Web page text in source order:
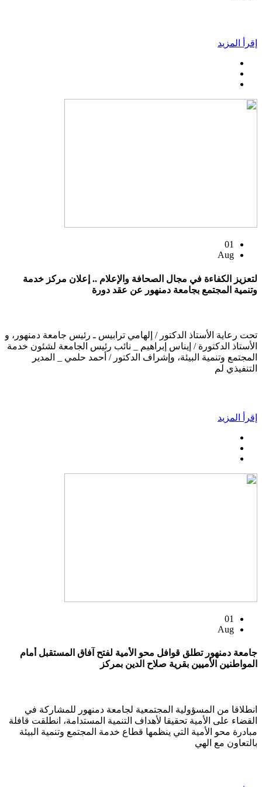
إقرأ المزيد
01
Aug
لتعزيز الكفاءة في مجال الصحافة والإعلام .. إعلان مركز خدمة
وتنمية المجتمع بجامعة دمنهور عن عقد دورة
تحت رعاية الأستاذ الدكتور / إلهامي ترابيس ـ رئيس جامعة دمنهور، و
الأستاذ الدكتورة / إيناس إبراهيم _ نائب رئيس الجامعة لشئون خدمة
المجتمع وتنمية البيئة، وإشراف الدكتور / أحمد حلمي _ المدير
التنفيذي لم
إقرأ المزيد
01
Aug
جامعة دمنهور تطلق قوافل محو الأمية لفتح آفاق المستقبل أمام
المواطنين الأميين بقرية صلاح الدين بمركز
انطلاقا من المسؤولية المجتمعية لجامعة دمنهور للمشاركة في
القضاء على الأمية تحقيقا لأهداف التنمية المستدامة، انطلقت قافلة
مبادرة محو الأمية التي ينظمها قطاع خدمة المجتمع وتنمية البيئة
بالتعاون مع الهي